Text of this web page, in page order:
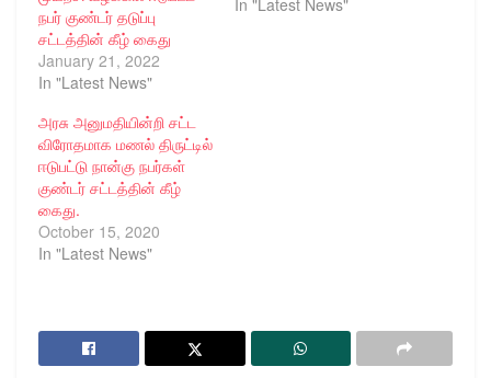
நபர் குண்டர் தடுப்பு
சட்டத்தின் கீழ் கைது
January 21, 2022
In "Latest News"
அரசு அனுமதியின்றி சட்ட
விரோதமாக மணல் திருட்டில்
ஈடுபட்டு நான்கு நபர்கள்
குண்டர் சட்டத்தின் கீழ்
கைது.
October 15, 2020
In "Latest News"